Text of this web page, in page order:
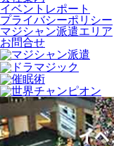
イベントレポート
プライバシーポリシー
マジシャン派遣エリア
お問合せ